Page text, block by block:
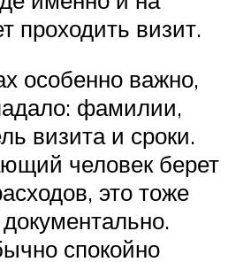
проходить визит.
особенно важно,
фамилии,
визита и сроки.
человек берет
это тоже
спокойно